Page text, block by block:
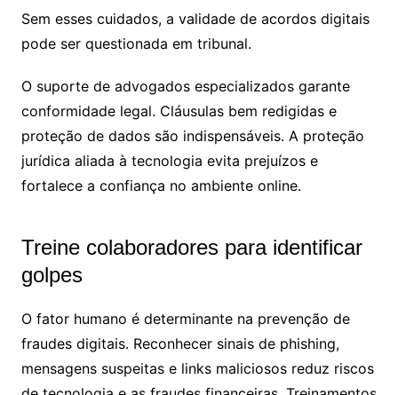
Sem esses cuidados, a validade de acordos digitais
pode ser questionada em tribunal.
O suporte de advogados especializados garante
conformidade legal. Cláusulas bem redigidas e
proteção de dados são indispensáveis. A proteção
jurídica aliada à tecnologia evita prejuízos e
fortalece a confiança no ambiente online.
Treine colaboradores para identificar
golpes
O fator humano é determinante na prevenção de
fraudes digitais. Reconhecer sinais de phishing,
mensagens suspeitas e links maliciosos reduz riscos